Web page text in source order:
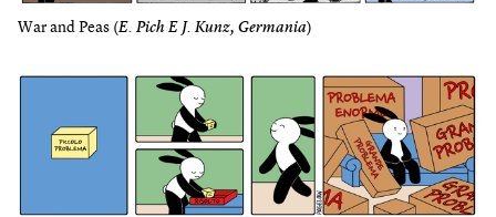
War and Peas (E. Pich E J. Kunz, Germania)